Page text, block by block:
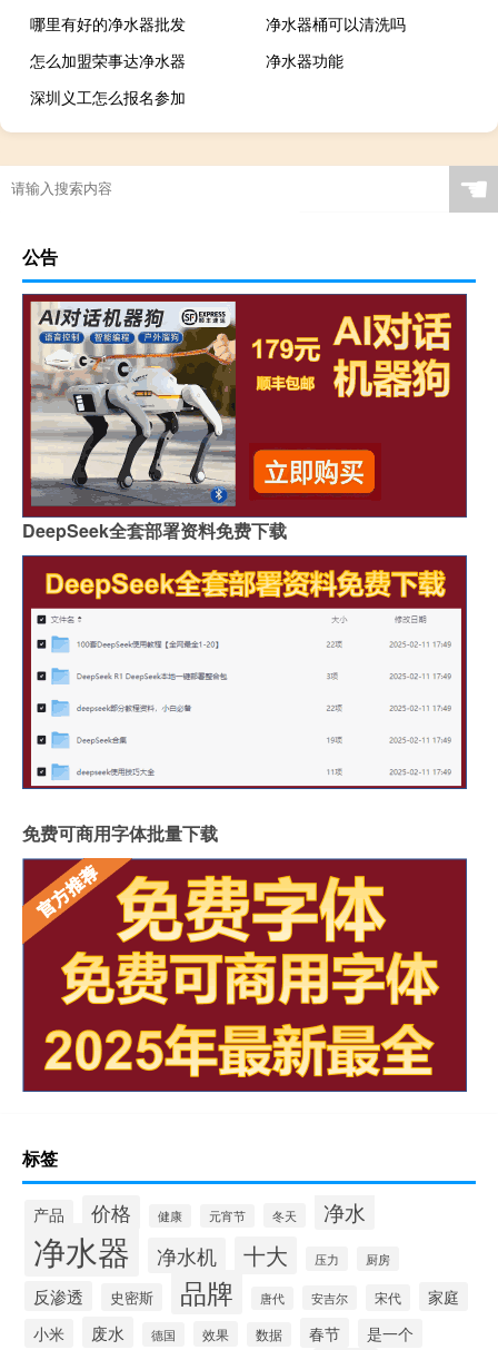
哪里有好的净水器批发
净水器桶可以清洗吗
怎么加盟荣事达净水器
净水器功能
深圳义工怎么报名参加
☚
公告
DeepSeek全套部署资料免费下载
免费可商用字体批量下载
标签
产品 价格 健康 元宵节 冬天 净水
净水器 净水机 十大 压力 厨房
反渗透 史密斯 品牌 唐代 安吉尔 宋代
家庭
小米
废水 德国 效果 数据 春节 是一个